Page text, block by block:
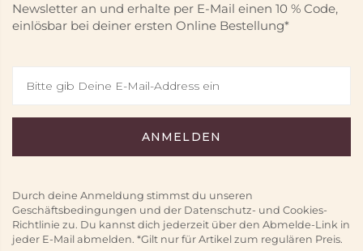
Newsletter an und erhalte per E-Mail einen 10 % Code,
einlösbar bei deiner ersten Online Bestellung*
Durch deine Anmeldung stimmst du unseren
Geschäftsbedingungen und der Datenschutz- und Cookies-
Richtlinie zu. Du kannst dich jederzeit über den Abmelde-Link in
jeder E-Mail abmelden. *Gilt nur für Artikel zum regulären Preis.